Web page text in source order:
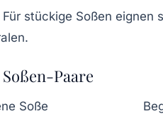
Für stückige Soßen eignen
Paare
Soße